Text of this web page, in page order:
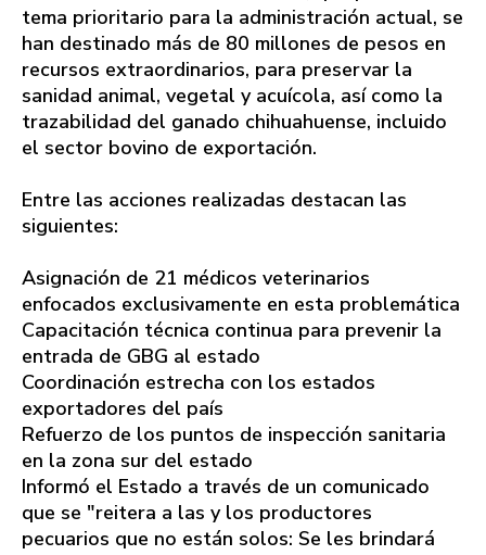
tema prioritario para la administración actual, se
han destinado más de 80 millones de pesos en
recursos extraordinarios, para preservar la
sanidad animal, vegetal y acuícola, así como la
trazabilidad del ganado chihuahuense, incluido
el sector bovino de exportación.
Entre las acciones realizadas destacan las
siguientes:
Asignación de 21 médicos veterinarios
enfocados exclusivamente en esta problemática
Capacitación técnica continua para prevenir la
entrada de GBG al estado
Coordinación estrecha con los estados
exportadores del país
Refuerzo de los puntos de inspección sanitaria
en la zona sur del estado
Informó el Estado a través de un comunicado
que se "reitera a las y los productores
pecuarios que no están solos: Se les brindará